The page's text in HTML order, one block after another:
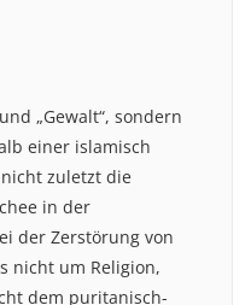
„Gewalt“, sondern
einer islamisch
zuletzt die
in der
der Zerstörung von
nicht um Religion,
dem puritanisch-